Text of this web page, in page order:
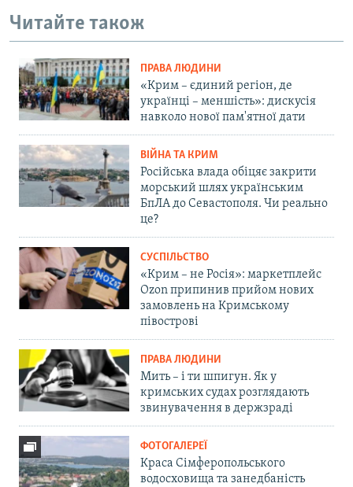
Читайте також
ПРАВА ЛЮДИНИ
«Крим – єдиний регіон, де
українці – меншість»: дискусія
навколо нової пам'ятної дати
ВІЙНА ТА КРИМ
Російська влада обіцяє закрити
морський шлях українським
БпЛА до Севастополя. Чи реально
це?
СУСПІЛЬСТВО
«Крим – не Росія»: маркетплейс
Ozon припинив прийом нових
замовлень на Кримському
півострові
ПРАВА ЛЮДИНИ
Мить – і ти шпигун. Як у
кримських судах розглядають
звинувачення в держзраді
ФОТОГАЛЕРЕЇ
Краса Сімферопольського
водосховища та занедбаність